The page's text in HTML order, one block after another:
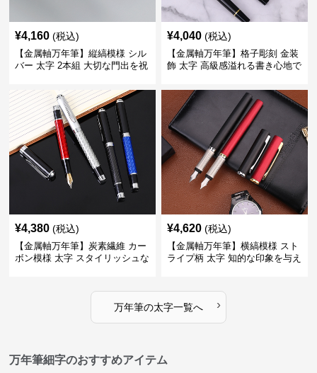
¥4,160 (税込)
【金属軸万年筆】縦縞模様 シル
バー 太字 2本組 大切な門出を祝
ト
¥4,040 (税込)
【金属軸万年筆】格子彫刻 金装
飾 太字 高級感溢れる書き心地で
¥4,380 (税込)
【金属軸万年筆】炭素繊維 カー
ボン模様 太字 スタイリッシュな
¥4,620 (税込)
【金属軸万年筆】横縞模様 スト
ライプ柄 太字 知的な印象を与え
万年筆の太字一覧へ ›
万年筆細字のおすすめアイテム